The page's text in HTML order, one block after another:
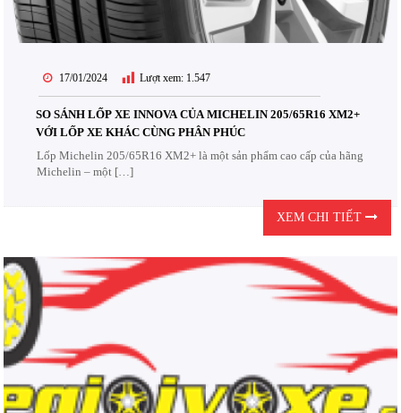
17/01/2024 Lượt xem: 1.547
SO SÁNH LỐP XE INNOVA CỦA MICHELIN 205/65R16 XM2+
VỚI LỐP XE KHÁC CÙNG PHÂN PHÚC
Lốp Michelin 205/65R16 XM2+ là một sản phẩm cao cấp của hãng
Michelin – một […]
XEM CHI TIẾT